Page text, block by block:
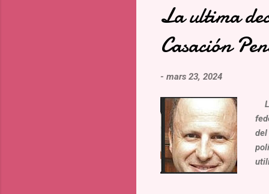
La ultima
Casación
- mars 23, 2024
del